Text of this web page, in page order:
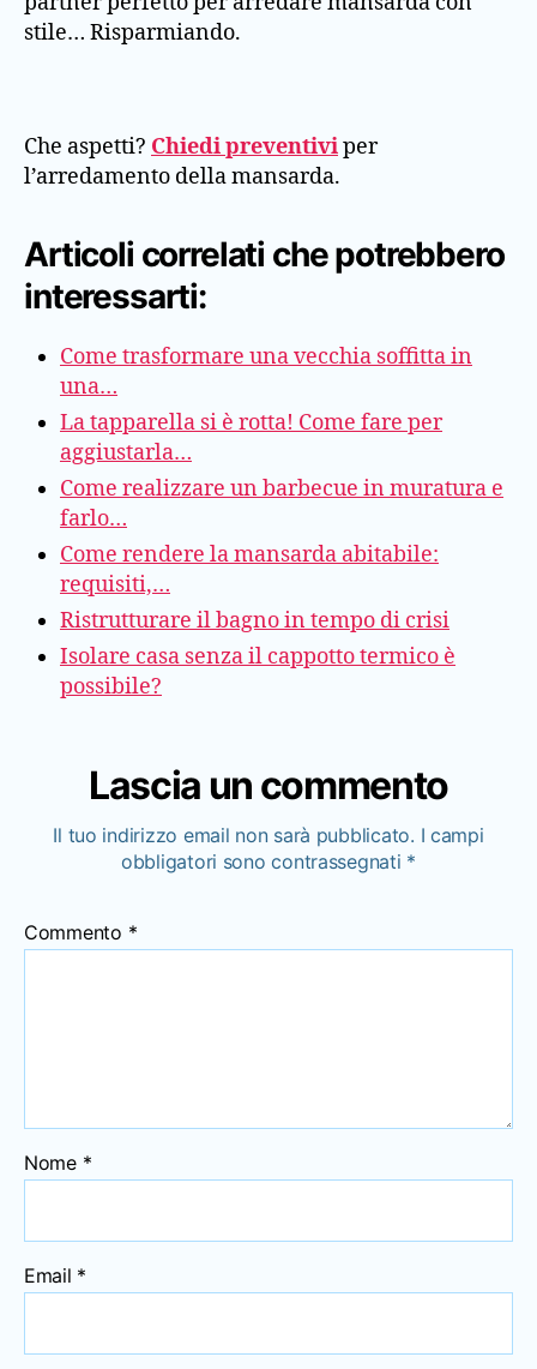
stile… Risparmiando.
Che aspetti? Chiedi preventiviper
l’arredamento della mansarda.
Articoli correlati che potrebbero
interessarti:
Come trasformare una vecchia soffitta in
una…
La tapparella si è rotta! Come fare per
aggiustarla…
Come realizzare un barbecue in muratura e
farlo…
Come rendere la mansarda abitabile:
requisiti,…
Ristrutturare il bagno in tempo di crisi
Isolare casa senza il cappotto termico è
possibile?
Lascia un commento
Il tuo indirizzo email non sarà pubblicato. I campi
obbligatori sono contrassegnati *
Commento *
Nome *
Email *